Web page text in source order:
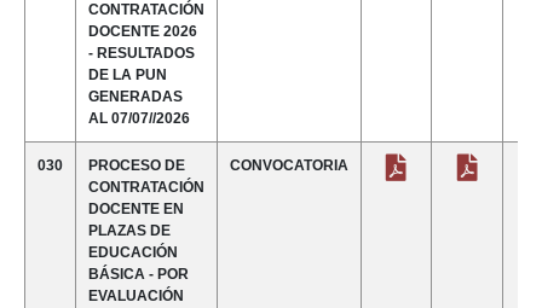
CONTRATACIÓN
DOCENTE 2026
- RESULTADOS
DE LA PUN
GENERADAS
AL 07/07//2026
030
PROCESO DE
CONTRATACIÓN
DOCENTE EN
PLAZAS DE
EDUCACIÓN
BÁSICA - POR
EVALUACIÓN
CONVOCATORIA